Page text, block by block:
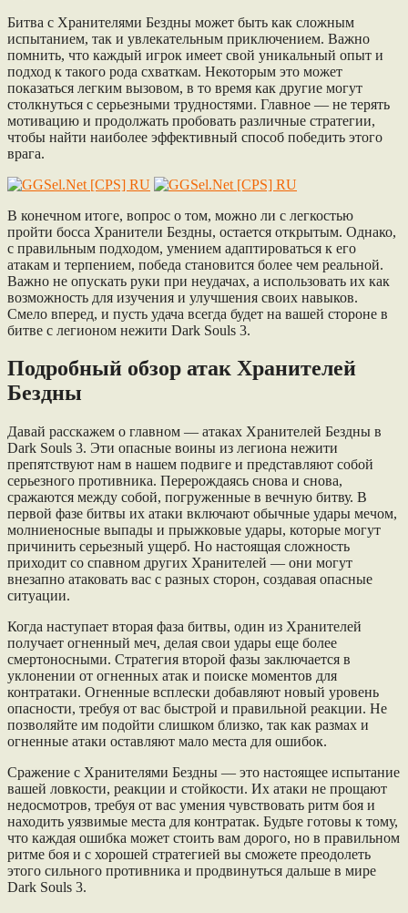
Битва с Хранителями Бездны может быть как сложным
испытанием, так и увлекательным приключением. Важно
помнить, что каждый игрок имеет свой уникальный опыт и
подход к такого рода схваткам. Некоторым это может
показаться легким вызовом, в то время как другие могут
столкнуться с серьезными трудностями. Главное — не терять
мотивацию и продолжать пробовать различные стратегии,
чтобы найти наиболее эффективный способ победить этого
врага.
В конечном итоге, вопрос о том, можно ли с легкостью
пройти босса Хранители Бездны, остается открытым. Однако,
с правильным подходом, умением адаптироваться к его
атакам и терпением, победа становится более чем реальной.
Важно не опускать руки при неудачах, а использовать их как
возможность для изучения и улучшения своих навыков.
Смело вперед, и пусть удача всегда будет на вашей стороне в
битве с легионом нежити Dark Souls 3.
Подробный обзор атак Хранителей
Бездны
Давай расскажем о главном — атаках Хранителей Бездны в
Dark Souls 3. Эти опасные воины из легиона нежити
препятствуют нам в нашем подвиге и представляют собой
серьезного противника. Перерождаясь снова и снова,
сражаются между собой, погруженные в вечную битву. В
первой фазе битвы их атаки включают обычные удары мечом,
молниеносные выпады и прыжковые удары, которые могут
причинить серьезный ущерб. Но настоящая сложность
приходит со спавном других Хранителей — они могут
внезапно атаковать вас с разных сторон, создавая опасные
ситуации.
Когда наступает вторая фаза битвы, один из Хранителей
получает огненный меч, делая свои удары еще более
смертоносными. Стратегия второй фазы заключается в
уклонении от огненных атак и поиске моментов для
контратаки. Огненные всплески добавляют новый уровень
опасности, требуя от вас быстрой и правильной реакции. Не
позволяйте им подойти слишком близко, так как размах и
огненные атаки оставляют мало места для ошибок.
Сражение с Хранителями Бездны — это настоящее испытание
вашей ловкости, реакции и стойкости. Их атаки не прощают
недосмотров, требуя от вас умения чувствовать ритм боя и
находить уязвимые места для контратак. Будьте готовы к тому,
что каждая ошибка может стоить вам дорого, но в правильном
ритме боя и с хорошей стратегией вы сможете преодолеть
этого сильного противника и продвинуться дальше в мире
Dark Souls 3.